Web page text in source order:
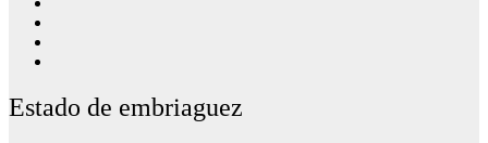
Estado de embriaguez